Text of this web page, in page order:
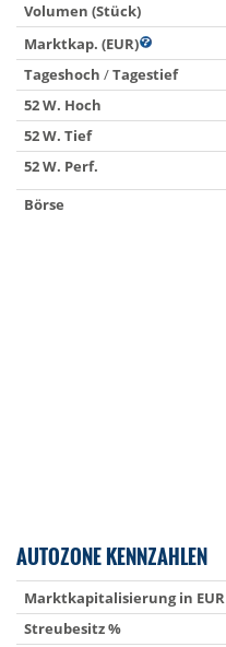
Volumen (Stück)
Marktkap. (EUR)
Tageshoch /Tagestief
52 W. Hoch
52 W. Tief
52 W. Perf.
Börse
AUTOZONE KENNZAHLEN
Marktkapitalisierung in EUR
Streubesitz %